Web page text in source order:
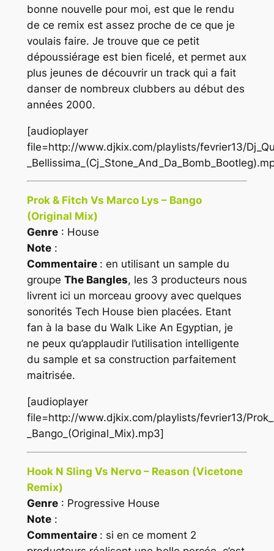
bonne nouvelle pour moi, est que le rendu
de ce remix est assez proche de ce que je
voulais faire. Je trouve que ce petit
dépoussiérage est bien ficelé, et permet aux
plus jeunes de découvrir un track qui a fait
danser de nombreux clubbers au début des
années 2000.
[audioplayer
file=http://www.djkix.com/playlists/fevrier13/
Prok & Fitch Vs Marco Lys – Bango
(Original Mix)
Genre: House
Note:
Commentaire : en utilisant un sample du
groupe The Bangles, les 3 producteurs nous
livrent ici un morceau groovy avec quelques
sonorités Tech House bien placées. Etant
fan à la base du Walk Like An Egyptian, je
ne peux qu’applaudir l’utilisation intelligente
du sample et sa construction parfaitement
maitrisée.
[audioplayer
file=http://www.djkix.com/playlists/fevrier13/
_Bango_(Original_Mix).mp3]
Hook N Sling Vs Nervo – Reason (Vicetone
Remix)
Genre: Progressive House
Note:
Commentaire : si en ce moment 2